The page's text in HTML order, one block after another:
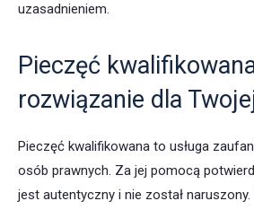
uzasadnieniem.
Pieczęć
rozwiązanie dla
Pieczęć kwalifikowana to usługa
osób prawnych. Za jej pomocą
jest autentyczny i nie został